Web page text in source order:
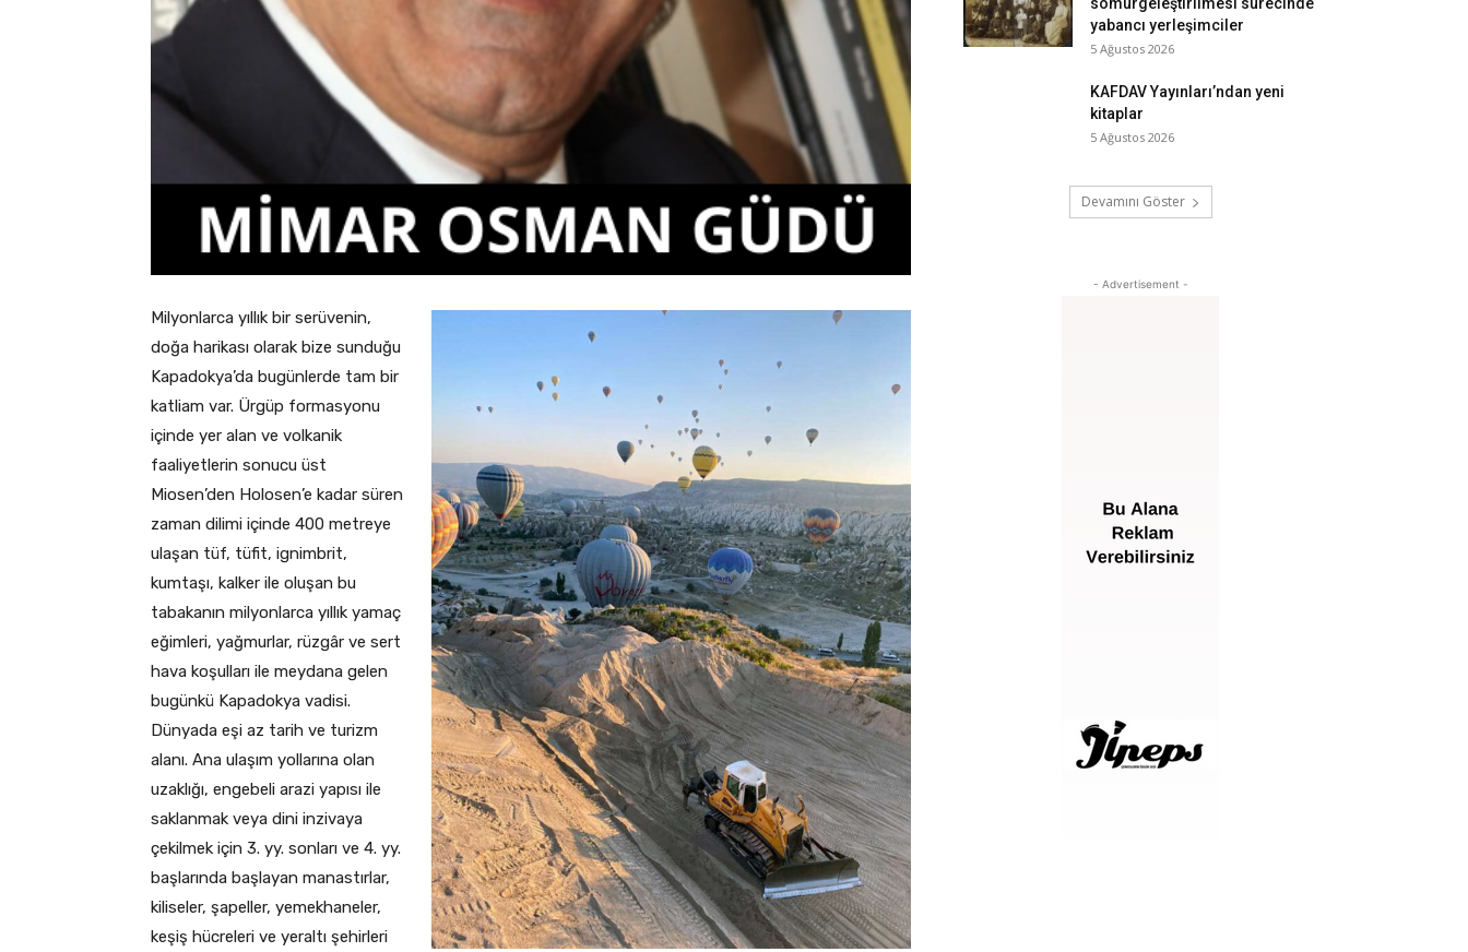
Milyonlarca yıllık bir serüvenin,
doğa harikası olarak bize sunduğu
Kapadokya’da bugünlerde tam bir
katliam var. Ürgüp formasyonu
içinde yer alan ve volkanik
faaliyetlerin sonucu üst
Miosen’den Holosen’e kadar süren
zaman dilimi içinde 400 metreye
ulaşan tüf, tüfit, ignimbrit,
kumtaşı, kalker ile oluşan bu
tabakanın milyonlarca yıllık yamaç
eğimleri, yağmurlar, rüzgâr ve sert
hava koşulları ile meydana gelen
bugünkü Kapadokya vadisi.
Dünyada eşi az tarih ve turizm
alanı. Ana ulaşım yollarına olan
uzaklığı, engebeli arazi yapısı ile
saklanmak veya dini inzivaya
çekilmek için 3. yy. sonları ve 4. yy.
başlarında başlayan manastırlar,
kiliseler, şapeller, yemekhaneler,
keşiş hücreleri ve yeraltı şehirleri
yabancı yerleşimciler
5 Ağustos 2026
KAFDAV Yayınları’ndan yeni
kitaplar
5 Ağustos 2026
Devamını Göster
- Advertisement -